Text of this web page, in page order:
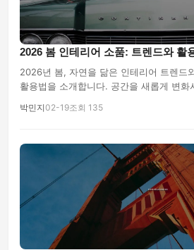
2026 봄 인테리어 소품: 트렌드와 활
2026년 봄, 자연을 닮은 인테리어 트렌드
활용법을 소개합니다. 공간을 새롭게 변화
박민지02-19조회 135